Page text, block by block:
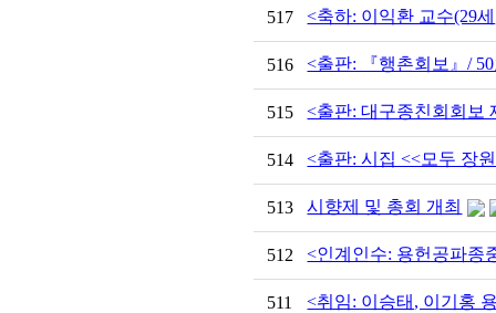
517 <축하: 이익환 교수(29
516 <출판: 『행촌회보』/
515 <출판: 대구종친회회보
514 <출판: 시집 <<모두 장
513 시향제 및 총회 개최
512 <인계인수: 용헌공파종
511 <취임: 이승태, 이기홍